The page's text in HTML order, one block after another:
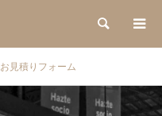
検索
見積りフォーム